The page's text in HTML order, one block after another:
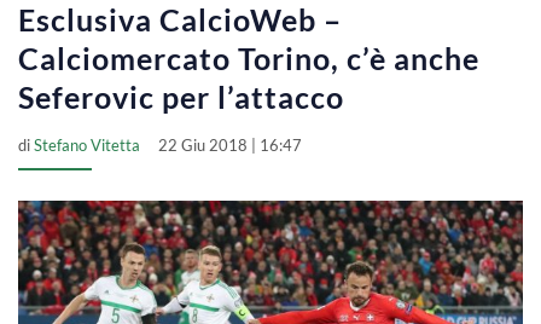
Esclusiva CalcioWeb –
Calciomercato Torino, c’è anche
Seferovic per l’attacco
diStefano Vitetta 22 Giu 2018 | 16:47